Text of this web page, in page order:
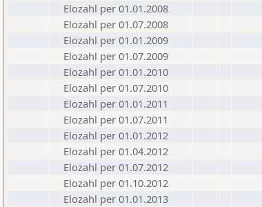
Elozahl per 01.01.2008
Elozahl per 01.07.2008
Elozahl per 01.01.2009
Elozahl per 01.07.2009
Elozahl per 01.01.2010
Elozahl per 01.07.2010
Elozahl per 01.01.2011
Elozahl per 01.07.2011
Elozahl per 01.01.2012
Elozahl per 01.04.2012
Elozahl per 01.07.2012
Elozahl per 01.10.2012
Elozahl per 01.01.2013